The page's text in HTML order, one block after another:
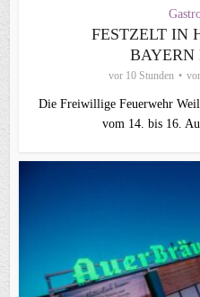
FESTZELT IN
vor 10 Stunden
Die Freiwillige Feuerwehr
vom 14. bis 16.